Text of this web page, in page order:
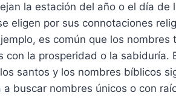
la estación del año o el día de
eligen por sus connotaciones
es común que los nombres
con la prosperidad o la sabiduría.
santos y los nombres bíblicos
buscar nombres únicos o con